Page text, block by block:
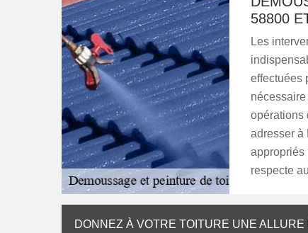
58800
Les
effectuées
opérations
adresser à
appropriés
respecte
DONNEZ À VOTRE TOITURE UNE